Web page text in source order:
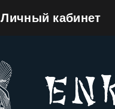
Личный кабинет